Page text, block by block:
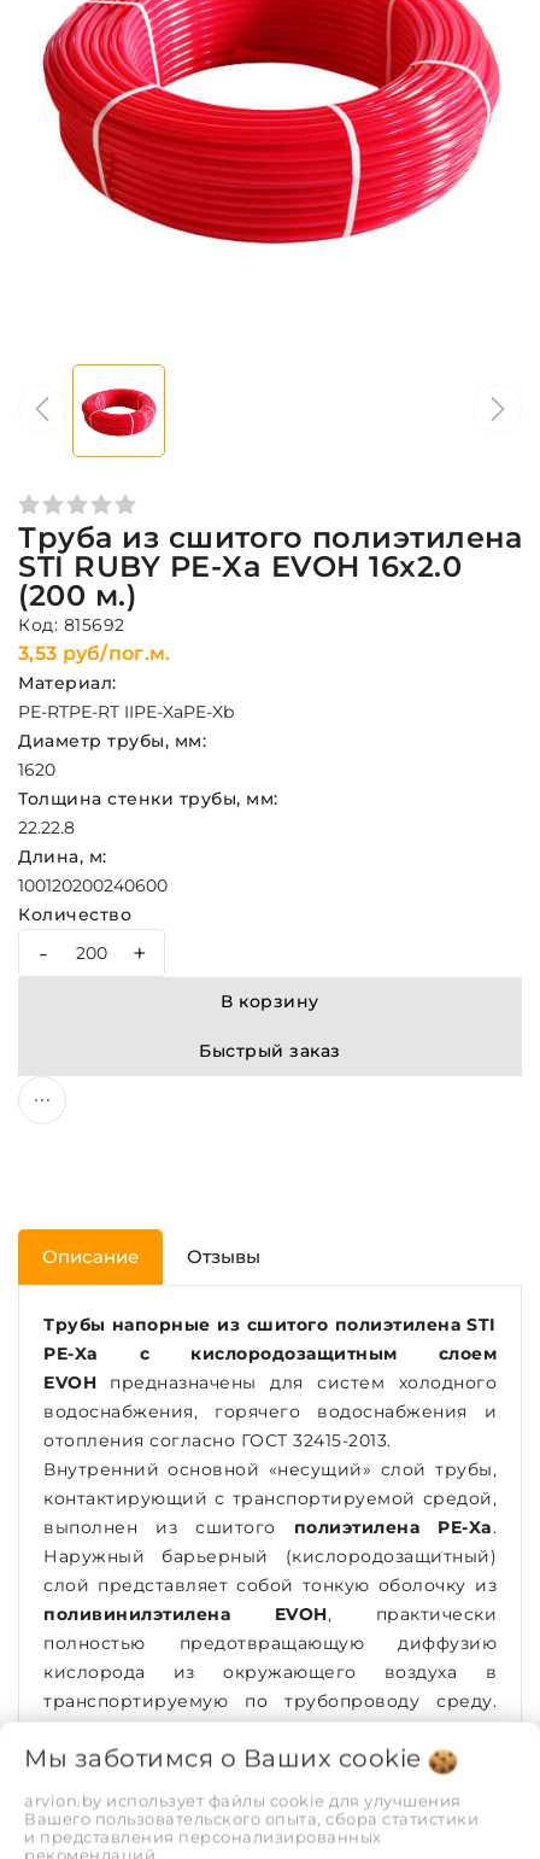
Труба из сшитого полиэтилена
STI RUBY PE-Xa EVOH 16х2.0
(200 м.)
Код: 815692
3,53 руб/пог.м.
Материал:
PE-RTPE-RT IIPE-XaPE-Xb
Диаметр трубы, мм:
1620
Толщина стенки трубы, мм:
22.22.8
Длина, м:
100120200240600
Количество
- +
В корзину
Быстрый заказ
Описание Отзывы
Трубы напорные из сшитого полиэтилена STI
PE-Xa с кислородозащитным слоем
EVOH предназначены для систем холодного
водоснабжения, горячего водоснабжения и
отопления согласно ГОСТ 32415-2013.
Внутренний основной «несущий» слой трубы,
контактирующий с транспортируемой средой,
выполнен из сшитого полиэтилена PE-Xa.
Наружный барьерный (кислородозащитный)
слой представляет собой тонкую оболочку из
поливинилэтилена EVOH, практически
полностью предотвращающую диффузию
кислорода из окружающего воздуха в
транспортируемую по трубопроводу среду.
наружного и барьерного слоев между ними
Характеристики от производителя:
Мы заботимся о Ваших cookie
arvion.by использует файлы cookie для улучшения
Вашего пользовательского опыта, сбора статистики
и представления персонализированных
рекомендаций.